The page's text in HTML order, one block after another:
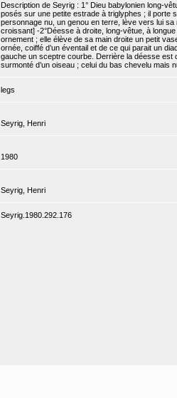
Description de Seyrig : 1° Dieu babylonien long-
posés sur une petite estrade à triglyphes ; il porte
personnage nu, un genou en terre, lève vers lui
croissant] -2°Déesse à droite, long-vêtue, à
ornement ; elle élève de sa main droite un petit
ornée, coiffé d’un éventail et de ce qui parait un
gauche un sceptre courbe. Derrière la déesse est
surmonté d’un oiseau ; celui du bas chevelu mais
legs
Seyrig, Henri
1980
Seyrig, Henri
Seyrig.1980.292.176